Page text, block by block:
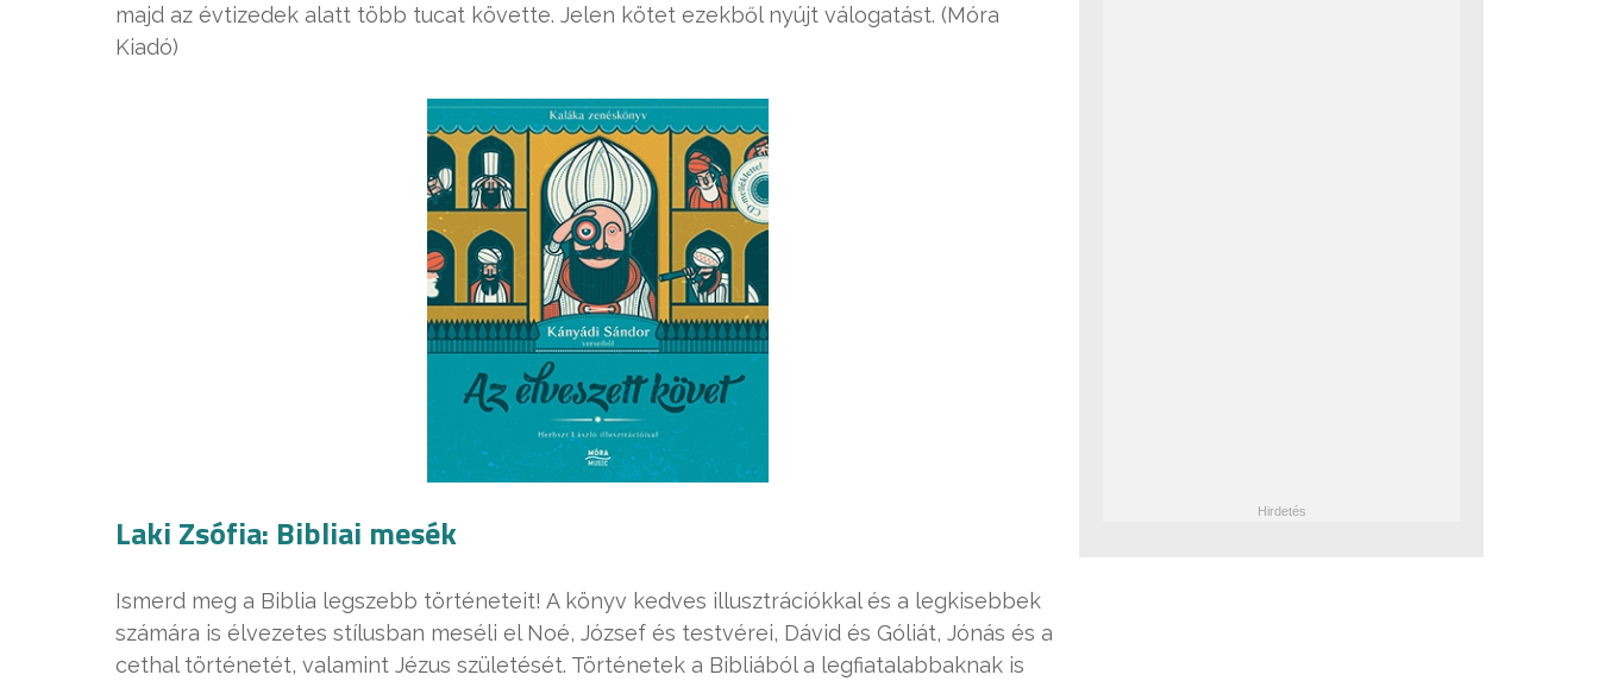
majd az évtizedek alatt több tucat követte. Jelen kötet ezekből nyújt válogatást. (Móra
Kiadó)
Laki Zsófia: Bibliai mesék
Ismerd meg a Biblia legszebb történeteit! A könyv kedves illusztrációkkal és a legkisebbek
számára is élvezetes stílusban meséli el Noé, József és testvérei, Dávid és Góliát, Jónás és a
cethal történetét, valamint Jézus születését. Történetek a Bibliából a legfiatalabbaknak is